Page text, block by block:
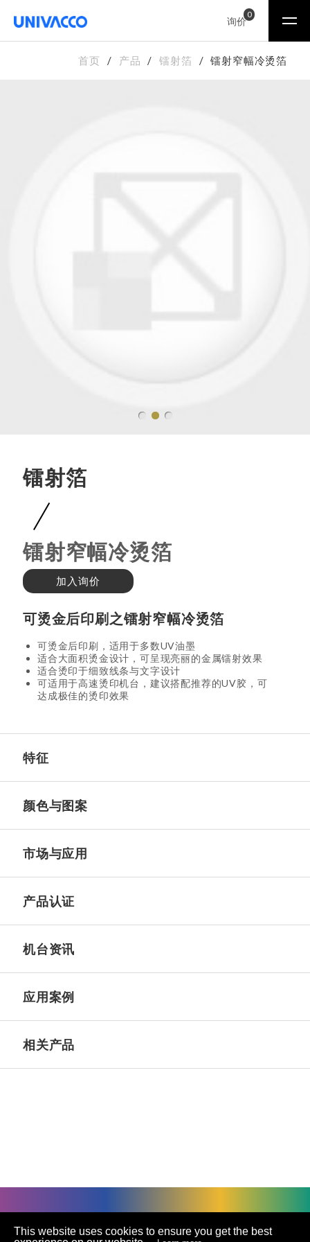
询价
0
首页 产品 镭射箔 镭射窄幅冷烫箔
镭射箔
镭射窄幅冷烫箔
加入询价
可烫金后印刷之镭射窄幅冷烫箔
可烫金后印刷，适用于多数UV油墨
适合大面积烫金设计，可呈现亮丽的金属镭射效果
适合烫印于细致线条与文字设计
可适用于高速烫印机台，建议搭配推荐的UV胶，可
达成极佳的烫印效果
特征
颜色与图案
市场与应用
产品认证
机台资讯
应用案例
相关产品
This website uses cookies to ensure you get the best